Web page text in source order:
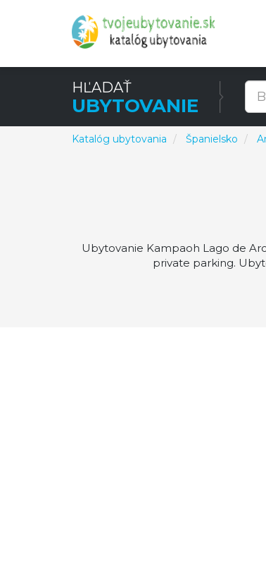
HĽADAŤ
UBYTOVANIE
Katalóg ubytovania Španielsko
Ubytovanie Kampaoh Lago de
private parking.